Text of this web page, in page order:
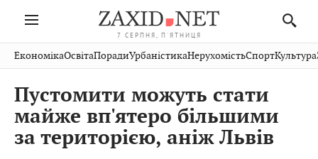
7 СЕРПНЯ, П'ЯТНИЦЯ
Івано-
Франківськ
Волинь
Закарпаття
Рівне
Чернівці
Шептицький
Стрий
Хмельницький
Вінниця
Публікації
Авто СловкоКультура
Кіно Дім СпортКраєзнавство
ФотоОсвітаНерухомість
Домашні
тварини
ЕкономікаОсвітаПорадиУрбаністикаНерухомістьСпортКультура
Пустомити можуть стати
майже вп'ятеро більшими
за територією, аніж Львів